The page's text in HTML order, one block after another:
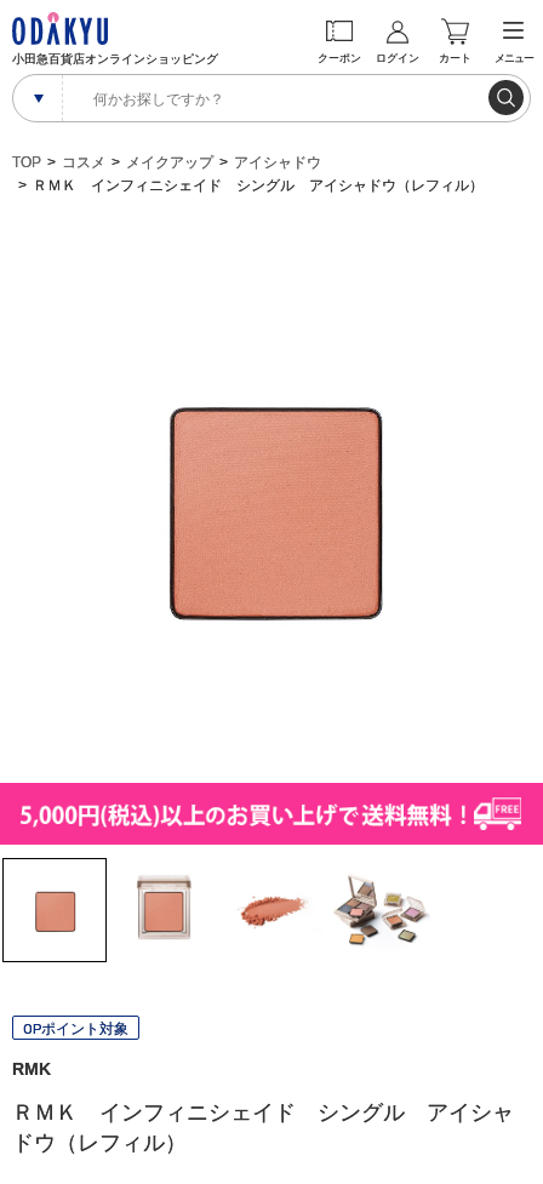
小田急百貨店オンラインショッピング クーポン ログイン カート メニュー
TOP コスメ メイクアップ
アイシャドウ
ＲＭＫ インフィニシェイド シングル アイシャドウ（レフィル）
OPポイント対象
RMK
ＲＭＫ インフィニシェイド シングル アイシャ
ドウ（レフィル）